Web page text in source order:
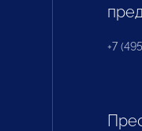
+7